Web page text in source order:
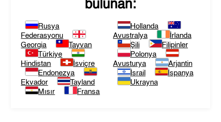
bulunan:
Rusya
Federasyonu
Georgia
Tayvan
Türkiye
Hindistan
İsviçre
Endonezya
Ekvador
Tayland
Mısır
Fransa
Hollanda
Avustralya
İrlanda
Şili
Filipinler
Polonya
Avusturya
Arjantin
İsrail
İspanya
Ukrayna